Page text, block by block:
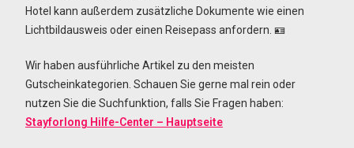
Hotel kann außerdem zusätzliche Dokumente wie einen
Lichtbildausweis oder einen Reisepass anfordern. 🪪
Wir haben ausführliche Artikel zu den meisten
Gutscheinkategorien. Schauen Sie gerne mal rein oder
nutzen Sie die Suchfunktion, falls Sie Fragen haben:
Stayforlong Hilfe-Center – Hauptseite